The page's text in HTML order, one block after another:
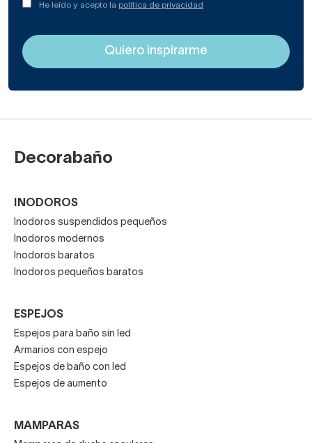
He leído y acepto la política de privacidad
Decorabaño
INODOROS
Inodoros suspendidos pequeños
Inodoros modernos
Inodoros baratos
Inodoros pequeños baratos
ESPEJOS
Espejos para baño sin led
Armarios con espejo
Espejos de baño con led
Espejos de aumento
MAMPARAS